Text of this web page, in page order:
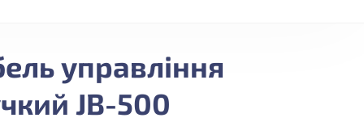
управління
JB-500